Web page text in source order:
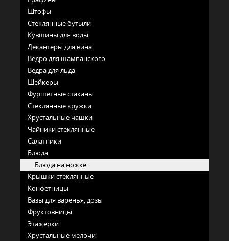
Штофы
Стеклянные бутыли
Кувшины для воды
Декантеры для вина
Ведро для шампанского
Ведра для льда
Шейкеры
Фуршетные стаканы
Стеклянные кружки
Хрустальные чашки
Чайники стеклянные
Салатники
Блюда
Блюда на ножке
Крышки стеклянные
Конфетницы
Вазы для варенья, дозы
Фруктовницы
Этажерки
Хрустальные мелочи